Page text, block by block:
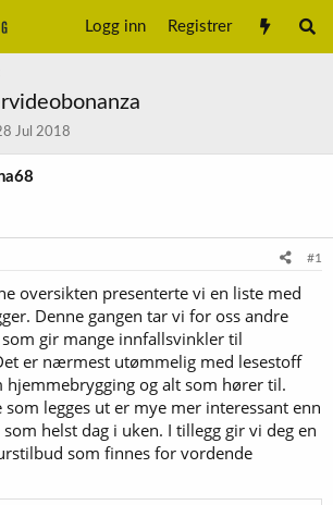
Logg inn Registrer
Jul 2018
#1
oversikten presenterte vi en liste med
Denne gangen tar vi for oss andre
gir mange innfallsvinkler til
er nærmest utømmelig med lesestoff
hjemmebrygging og alt som hører til.
som legges ut er mye mer interessant enn
helst dag i uken. I tillegg gir vi deg en
som finnes for vordende